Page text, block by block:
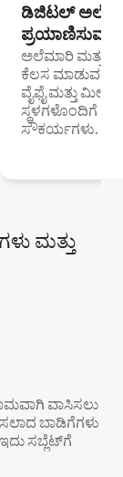
ಡಿಜಿಟಲ್
ಪ್ರಯಾಣಿಸುವ
ಅಲೆಮಾರಿ ಮತ್ತು
ಕೆಲಸ ಮಾಡುವ
ವೈಫೈ ಮತ್ತು
ಸ್ಥಳಗಳೊಂದಿಗೆ
ಸೌಕರ್ಯಗಳು.
ಮತ್ತು
ವಾಸಿಸಲು
ಬಾಡಿಗೆಗಳು
ಸಬ್ಲೆಟ್‌ಗೆ